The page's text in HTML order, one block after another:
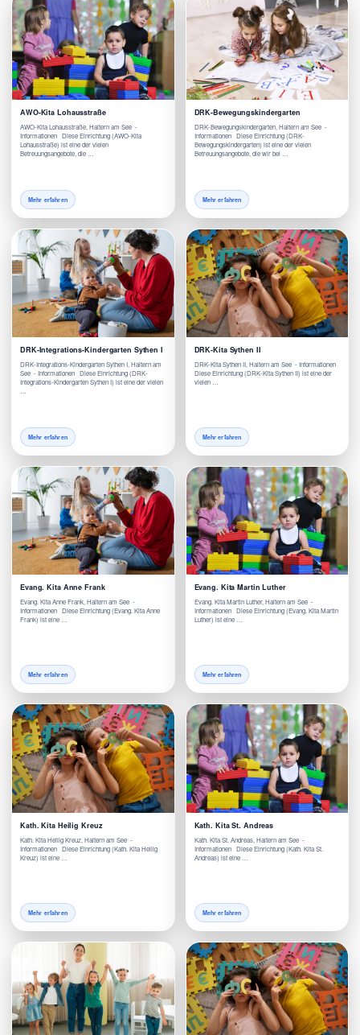
AWO-Kita Lohausstraße
AWO-Kita Lohausstraße, Haltern am See -
Informationen Diese Einrichtung (AWO-Kita
Lohausstraße) ist eine der vielen
Betreuungsangebote, die …
Mehr erfahren
DRK-Bewegungskindergarten
DRK-Bewegungskindergarten, Haltern am See -
Informationen Diese Einrichtung (DRK-
Bewegungskindergarten) ist eine der vielen
Betreuungsangebote, die wir bei …
Mehr erfahren
DRK-Integrations-Kindergarten Sythen I
DRK-Integrations-Kindergarten Sythen I, Haltern am
See - Informationen Diese Einrichtung (DRK-
Integrations-Kindergarten Sythen I) ist eine der vielen
Mehr erfahren
DRK-Kita Sythen II
DRK-Kita Sythen II, Haltern am See - Informationen
Diese Einrichtung (DRK-Kita Sythen II) ist eine der
vielen …
Mehr erfahren
Evang. Kita Anne Frank
Evang. Kita Anne Frank, Haltern am See -
Informationen Diese Einrichtung (Evang. Kita Anne
Frank) ist eine …
Mehr erfahren
Evang. Kita Martin Luther
Evang. Kita Martin Luther, Haltern am See -
Informationen Diese Einrichtung (Evang. Kita Martin
Luther) ist eine …
Mehr erfahren
Kath. Kita Heilig Kreuz
Kath. Kita Heilig Kreuz, Haltern am See -
Informationen Diese Einrichtung (Kath. Kita Heilig
Kreuz) ist eine …
Mehr erfahren
Kath. Kita St. Andreas
Kath. Kita St. Andreas, Haltern am See -
Informationen Diese Einrichtung (Kath. Kita St.
Andreas) ist eine …
Mehr erfahren